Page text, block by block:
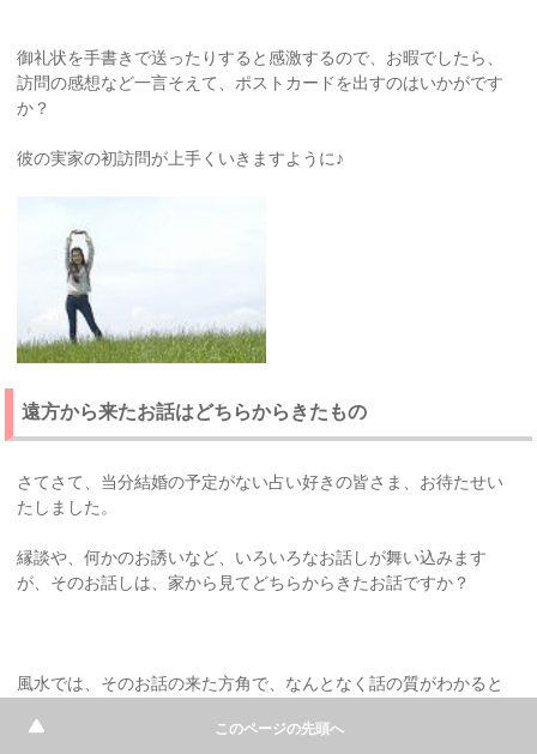
御礼状を手書きで送ったりすると感激するので、お暇でしたら、
訪問の感想など一言そえて、ポストカードを出すのはいかがです
か？
彼の実家の初訪問が上手くいきますように♪
遠方から来たお話はどちらからきたもの
さてさて、当分結婚の予定がない占い好きの皆さま、お待たせい
たしました。
縁談や、何かのお誘いなど、いろいろなお話しが舞い込みます
が、そのお話しは、家から見てどちらからきたお話ですか？
風水では、そのお話の来た方角で、なんとなく話の質がわかると
このページの先頭へ